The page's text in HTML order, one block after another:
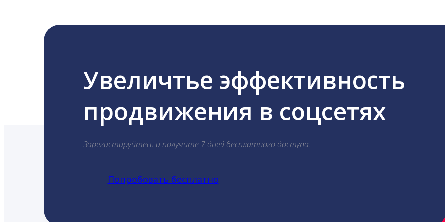
Увеличтье эффективность
продвижения в соцсетях
Зарегистируйтесь и получите 7 дней бесплатного доступа.
Попробовать бесплатно